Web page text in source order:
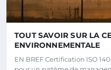
TOUT SAVOIR SUR LA
ENVIRONNEMENTALE
EN BREF Certification ISO